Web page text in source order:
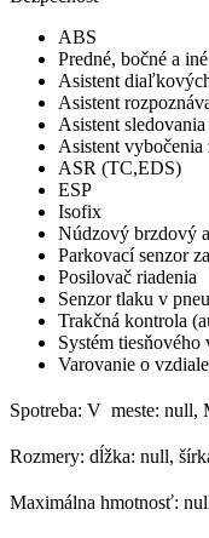
ABS
Predné, bočné a
Asistent
Asistent
Asistent
Asistent vybočenia
ASR (TC,EDS)
ESP
Isofix
Núdzový brzdový
Parkovací senzor
Posilovač riadenia
Senzor tlaku v
Trakčná kontrola
Systém tiesňového
Varovanie o
Spotreba: V meste: null,
Rozmery: dĺžka: null,
Maximálna hmotnosť: